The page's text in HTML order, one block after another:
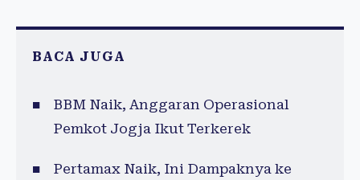
BACA JUGA
BBM Naik, Anggaran Operasional
Pemkot Jogja Ikut Terkerek
Pertamax Naik, Ini Dampaknya ke